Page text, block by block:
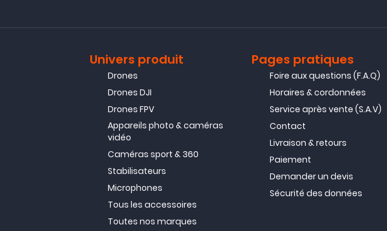
Univers produit
Drones
Drones DJI
Drones FPV
Appareils photo & caméras
vidéo
Caméras sport & 360
Stabilisateurs
Microphones
Tous les accessoires
Toutes nos marques
Pages pratiques
Foire aux questions (F.A.Q)
Horaires & cordonnées
Service après vente (S.A.V)
Contact
Livraison & retours
Paiement
Demander un devis
Sécurité des données